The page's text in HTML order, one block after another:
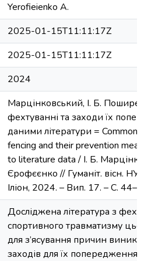
Yerofieienko A.
2025-01-15T11:11:17Z
2025-01-15T11:11:17Z
2024
Марцінковський, І. Б.
фехтуванні та заходи їх
даними літератури = Common
fencing and their prevention
to literature data / І. Б.
Єрофєєнко // Гуманіт. вісн.
Іліон, 2024. – Вип. 17. – С.
Досліджена література з
спортивного травматизму
для з’ясування причин
заходів для їх